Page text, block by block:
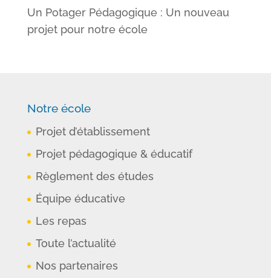
Un Potager Pédagogique : Un nouveau
projet pour notre école
Notre école
Projet d’établissement
Projet pédagogique & éducatif
Règlement des études
Équipe éducative
Les repas
Toute l’actualité
Nos partenaires